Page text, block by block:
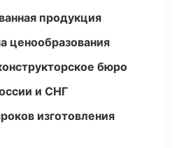
продукция
ценообразования
бюро
и СНГ
изготовления